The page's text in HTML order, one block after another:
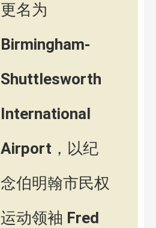
更名为
Birmingham-
Shuttlesworth
International
Airport ，以纪
念伯明翰市民权
运动领袖 Fred